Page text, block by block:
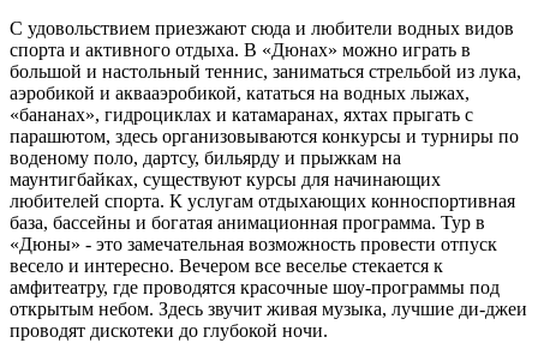
С удовольствием приезжают сюда и любители водных видов
спорта и активного отдыха. В «Дюнах» можно играть в
большой и настольный теннис, заниматься стрельбой из лука,
аэробикой и аквааэробикой, кататься на водных лыжах,
«бананах», гидроциклах и катамаранах, яхтах прыгать с
парашютом, здесь организовываются конкурсы и турниры по
воденому поло, дартсу, бильярду и прыжкам на
маунтигбайках, существуют курсы для начинающих
любителей спорта. К услугам отдыхающих конноспортивная
база, бассейны и богатая анимационная программа. Тур в
«Дюны» - это замечательная возможность провести отпуск
весело и интересно. Вечером все веселье стекается к
амфитеатру, где проводятся красочные шоу-программы под
открытым небом. Здесь звучит живая музыка, лучшие ди-джеи
проводят дискотеки до глубокой ночи.